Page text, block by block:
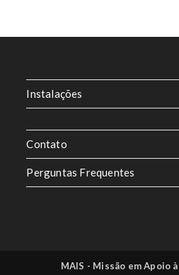
Instalações
Contato
Perguntas Frequentes
MAIS - Missão em Apoio